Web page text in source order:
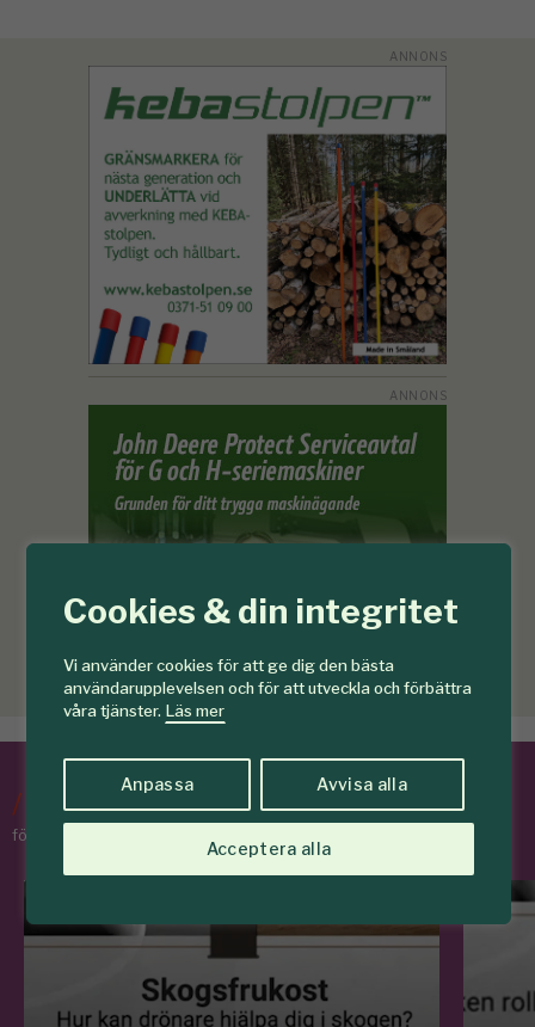
Cookies & din integritet
Vi använder cookies för att ge dig den bästa
användarupplevelsen och för att utveckla och förbättra
våra tjänster. Läs mer
Anpassa Avvisa alla
Acceptera alla
/Tips & Råd
för skogens medlemmar